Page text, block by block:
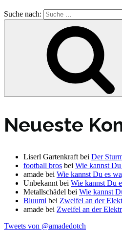
Suche nach:
Neueste
Liserl Gartenkraft bei Der
football bros bei Wie kannst
amade bei Wie kannst Du es
Unbekannt bei Wie kannst Du
Metallschädel bei Wie kannst
Bluumi bei Zweifel an der
amade bei Zweifel an der
Tweets von @amadedotch